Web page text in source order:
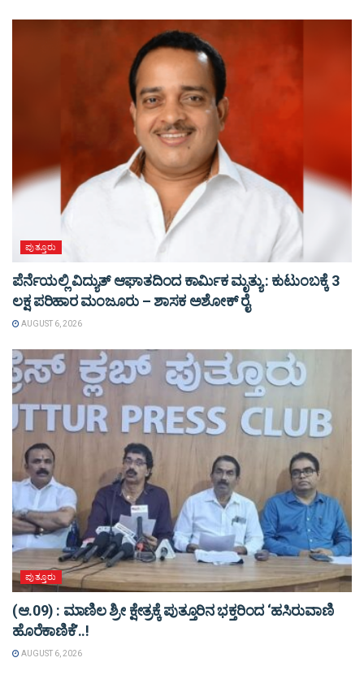
ಪುತ್ತೂರು
ಪೆರ್ನೆಯಲ್ಲಿ ವಿದ್ಯುತ್ ಆಘಾತದಿಂದ ಕಾರ್ಮಿಕ ಮೃತ್ಯು : ಕುಟುಂಬಕ್ಕೆ 3
ಲಕ್ಷ ಪರಿಹಾರ ಮಂಜೂರು – ಶಾಸಕ ಅಶೋಕ್ ರೈ
AUGUST 6, 2026
ಪುತ್ತೂರು
(ಆ.09) : ಮಾಣಿಲ ಶ್ರೀ ಕ್ಷೇತ್ರಕ್ಕೆ ಪುತ್ತೂರಿನ ಭಕ್ತರಿಂದ ‘ಹಸಿರುವಾಣಿ
ಹೊರೆಕಾಣಿಕೆ’..!
AUGUST 6, 2026